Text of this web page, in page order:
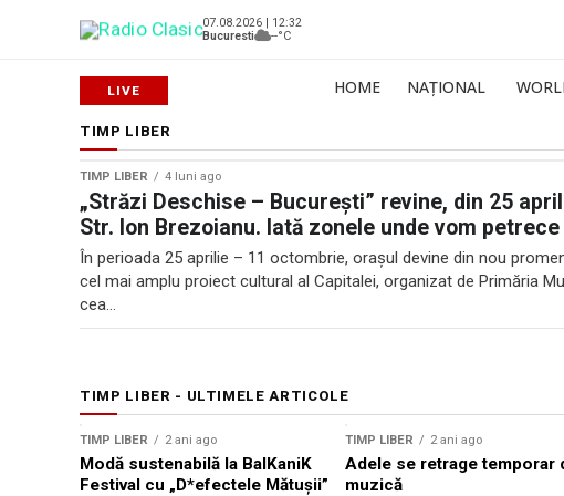
07.08.2026 | 12:32
Bucuresti
--°C
HOME NAȚIONAL
TIMP LIBER
TIMP LIBER 4 luni ago
„Străzi Deschise – București” revine, din 25
Str. Ion Brezoianu. Iată zonele unde vom
În perioada 25 aprilie – 11 octombrie, orașul devine din nou
cel mai amplu proiect cultural al Capitalei, organizat de Primăria
cea...
TIMP LIBER - ULTIMELE ARTICOLE
TIMP LIBER 2 ani ago
Modă sustenabilă la BalKaniK
Festival cu „D*efectele Mătușii”
TIMP LIBER 2 ani ago
Adele se retrage temporar
muzică